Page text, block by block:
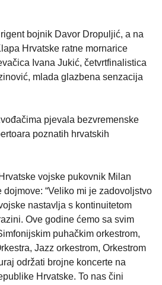
bojnik Davor Dropuljić, a na
Hrvatske ratne mornarice
Ivana Jukić, četvrtfinalistica
mlada glazbena senzacija
pjevala bezvremenske
poznatih hrvatskih
vojske pukovnik Milan
“Veliko mi je zadovoljstvo
nastavlja s kontinuitetom
Ove godine ćemo sa svim
puhačkim orkestrom,
Jazz orkestrom, Orkestrom
održati brojne koncerte na
Hrvatske. To nas čini